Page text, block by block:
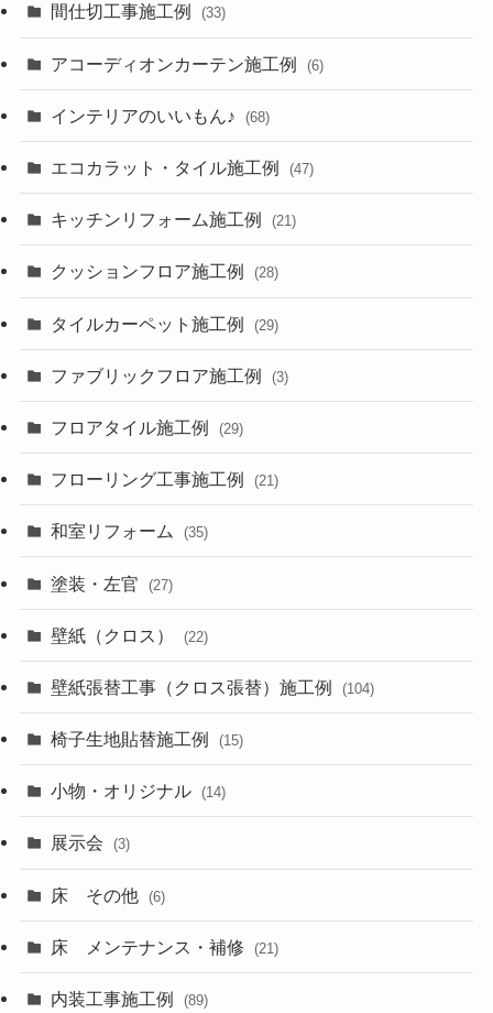
間仕切工事施工例 (33)
アコーディオンカーテン施工例 (6)
インテリアのいいもん♪ (68)
エコカラット・タイル施工例 (47)
キッチンリフォーム施工例 (21)
クッションフロア施工例 (28)
タイルカーペット施工例 (29)
ファブリックフロア施工例 (3)
フロアタイル施工例 (29)
フローリング工事施工例 (21)
和室リフォーム (35)
塗装・左官 (27)
壁紙（クロス） (22)
壁紙張替工事（クロス張替）施工例 (104)
椅子生地貼替施工例 (15)
小物・オリジナル (14)
展示会 (3)
床 その他 (6)
床 メンテナンス・補修 (21)
内装工事施工例 (89)